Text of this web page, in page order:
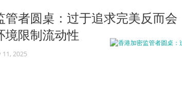
管者圆桌：过于追求完美反而会
境限制流动性
11, 2025